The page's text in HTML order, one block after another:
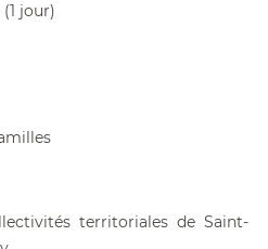
jour)
territoriales de Saint-